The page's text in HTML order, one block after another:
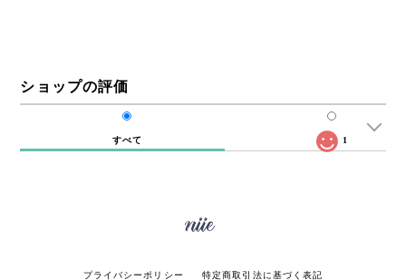
ショップの評価
すべて 1
プライバシーポリシー 特定商取引法に基づく表記